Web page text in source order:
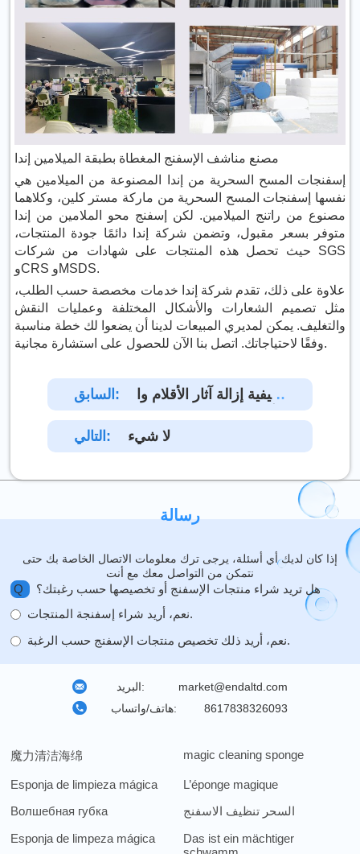
مصنع مناشف الإسفنج المغطاة بطبقة الميلامين إندا
إسفنجات المسح السحرية من إندا المصنوعة من الميلامين هي
نفسها إسفنجات المسح السحرية من ماركة مستر كلين، وكلاهما
مصنوع من راتنج الميلامين. لكن إسفنج محو الملامين من إندا
متوفر بسعر مقبول، وتضمن شركة إندا دائمًا جودة المنتجات،
حيث تحصل هذه المنتجات على شهادات من شركات SGS
وCRS وMSDS.
علاوة على ذلك، تقدم شركة إندا خدمات مخصصة حسب الطلب،
مثل تصميم الشعارات والأشكال المختلفة وعمليات النقش
والتغليف. يمكن لمديري المبيعات لدينا أن يضعوا لك خطة مناسبة
وفقًا لاحتياجاتك. اتصل بنا الآن للحصول على استشارة مجانية.
السابق:
كيفية إزالة آثار الأقلام وا
لألوان المائية عن الجدران؟
التالي:
لا شيء
رسالة
إذا كان لديك أي أسئلة، يرجى ترك معلومات الاتصال الخاصة بك حتى
نتمكن من التواصل معك مع أنت
Q
هل تريد شراء منتجات الإسفنج أو تخصيصها حسب رغبتك؟
نعم، أريد شراء إسفنجة المنتجات.
نعم، أريد ذلك تخصيص منتجات الإسفنج حسب الرغبة.
البريد:
market@endaltd.com
هاتف/واتساب:
8617838326093
魔力清洁海绵 magic cleaning sponge
Esponja de limpieza mágica
L’éponge magique
Волшебная губка
السحر تنظيف الاسفنج
Esponja de limpeza mágica
Das ist ein mächtiger